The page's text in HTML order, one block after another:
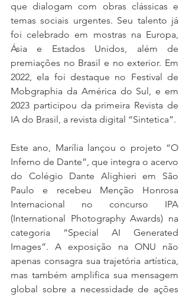
que dialogam com obras clássicas e
temas sociais urgentes. Seu talento já
foi celebrado em mostras na Europa,
Ásia e Estados Unidos, além de
premiações no Brasil e no exterior. Em
2022, ela foi destaque no Festival de
Mobgraphia da América do Sul, e em
2023 participou da primeira Revista de
IA do Brasil, a revista digital “Sintetica”.
Este ano, Marília lançou o projeto “O
Inferno de Dante”, que integra o acervo
do Colégio Dante Alighieri em São
Paulo e recebeu Menção Honrosa
Internacional no concurso IPA
(International Photography Awards) na
categoria “Special AI Generated
Images”. A exposição na ONU não
apenas consagra sua trajetória artística,
mas também amplifica sua mensagem
global sobre a necessidade de ações